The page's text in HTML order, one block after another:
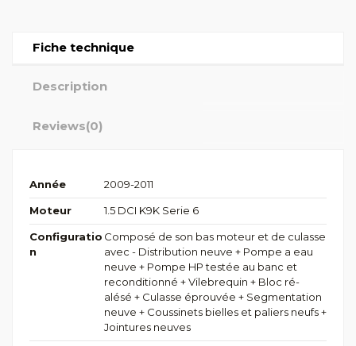
Fiche technique
Description
Reviews(0)
Année 2009-2011
Moteur 1.5 DCI K9K Serie 6
Configuratio
n
Composé de son bas moteur et de culasse
avec - Distribution neuve + Pompe a eau
neuve + Pompe HP testée au banc et
reconditionné + Vilebrequin + Bloc ré-
alésé + Culasse éprouvée + Segmentation
neuve + Coussinets bielles et paliers neufs +
Jointures neuves